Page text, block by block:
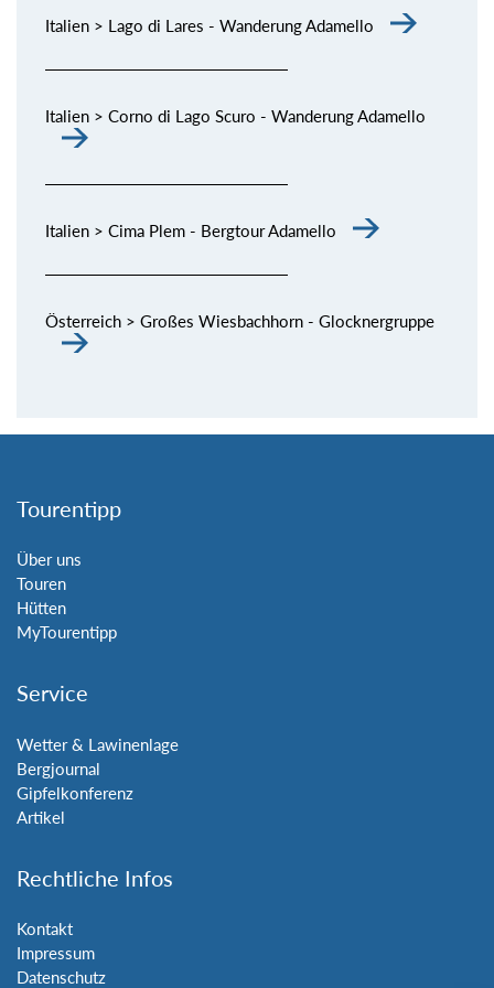
Italien > Lago di Lares - Wanderung Adamello
Italien > Corno di Lago Scuro - Wanderung Adamello
Italien > Cima Plem - Bergtour Adamello
Österreich > Großes Wiesbachhorn - Glocknergruppe
Tourentipp
Über uns
Touren
Hütten
MyTourentipp
Service
Wetter & Lawinenlage
Bergjournal
Gipfelkonferenz
Artikel
Rechtliche Infos
Kontakt
Impressum
Datenschutz